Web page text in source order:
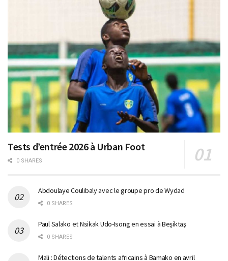
Tests d’entrée 2026 à Urban Foot
0 SHARES
Abdoulaye Coulibaly avec le groupe pro de Wydad
0 SHARES
Paul Salako et Nsikak Udo-Isong en essai à Beşiktaş
0 SHARES
Mali : Détections de talents africains à Bamako en avril